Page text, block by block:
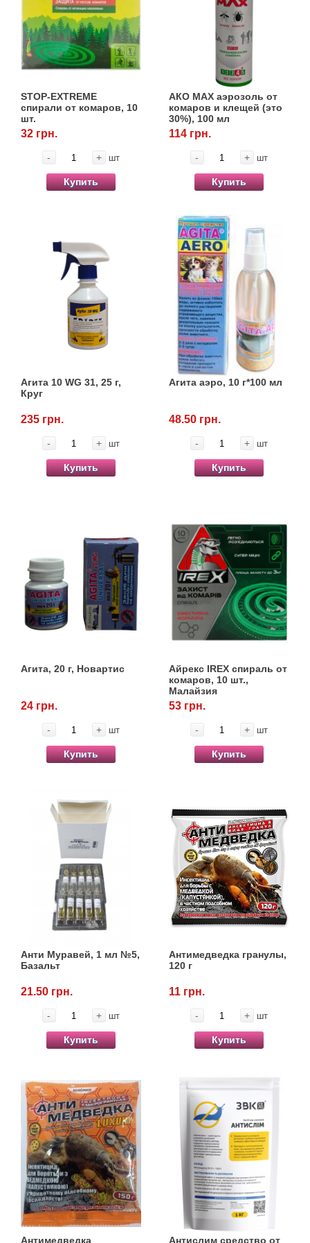
STOP-EXTREME
спирали от комаров, 10
шт.
32 грн.
- + шт
Купить
АКО МАХ аэрозоль от
комаров и клещей (это
30%), 100 мл
114 грн.
- + шт
Купить
Агита 10 WG 31, 25 г,
Круг
235 грн.
- + шт
Купить
Агита аэро, 10 г*100 мл
48.50 грн.
- + шт
Купить
Агита, 20 г, Новартис
24 грн.
- + шт
Купить
Айрекс IREX спираль от
комаров, 10 шт.,
Малайзия
53 грн.
- + шт
Купить
Анти Муравей, 1 мл №5,
Базальт
21.50 грн.
- + шт
Купить
Антимедведка гранулы,
120 г
11 грн.
- + шт
Купить
Антимедведка Антислим средство от
Ласощі та корма
Vet Diet Canine Wet - ветеринарные диеты
для собак
Лежаки, будиночки, охолоджуючи
Миски, автогодівниці, поілки
Одежда и обувь
Переноски, сумки, клетки
Послеоперационные средства и
расходные материалы
Подарочные сертификаты
Товары для голубей
Товары для грызунов
Товары для лошадей
Товары для людей
Хозряд - хозтовары оптом